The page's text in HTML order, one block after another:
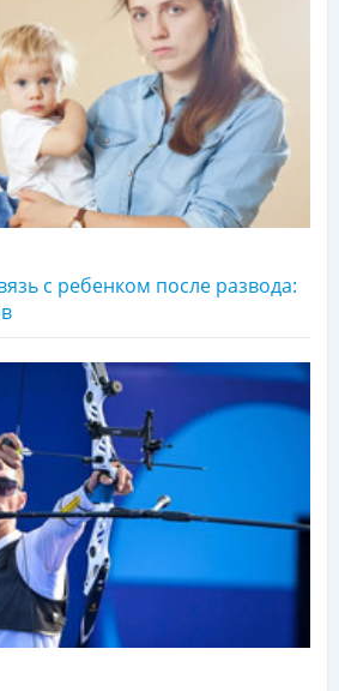
с ребенком после развода: